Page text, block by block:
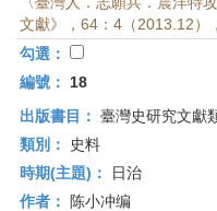
文獻》，64：4（2013.12）
勾選：
編號：
18
出版書目： 臺灣史研究文獻
類別：
史料
時期(主題)：
日治
作者：
陈小冲编